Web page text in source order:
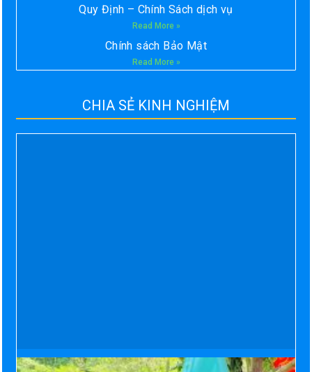
Quy Định – Chính Sách dịch vụ
Read More »
Chính sách Bảo Mật
Read More »
CHIA SẺ KINH NGHIỆM